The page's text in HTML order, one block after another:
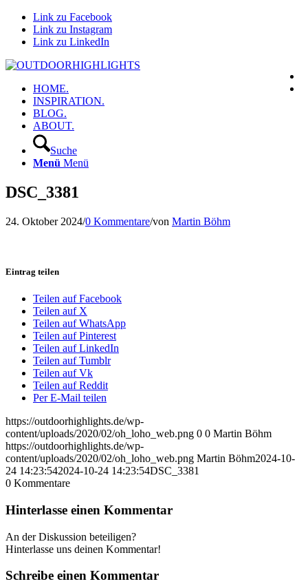
Link zu Facebook
Link zu Instagram
Link zu LinkedIn
HOME.
INSPIRATION.
BLOG.
ABOUT.
Suche
Menü Menü
DSC_3381
24. Oktober 2024/0 Kommentare/von Martin Böhm
Eintrag teilen
Teilen auf Facebook
Teilen auf X
Teilen auf WhatsApp
Teilen auf Pinterest
Teilen auf LinkedIn
Teilen auf Tumblr
Teilen auf Vk
Teilen auf Reddit
Per E-Mail teilen
https://outdoorhighlights.de/wp-
content/uploads/2020/02/oh_loho_web.png 0 0 Martin Böhm
https://outdoorhighlights.de/wp-
content/uploads/2020/02/oh_loho_web.png Martin Böhm2024-10-
24 14:23:542024-10-24 14:23:54DSC_3381
0 Kommentare
Hinterlasse einen Kommentar
An der Diskussion beteiligen?
Hinterlasse uns deinen Kommentar!
Schreibe einen Kommentar